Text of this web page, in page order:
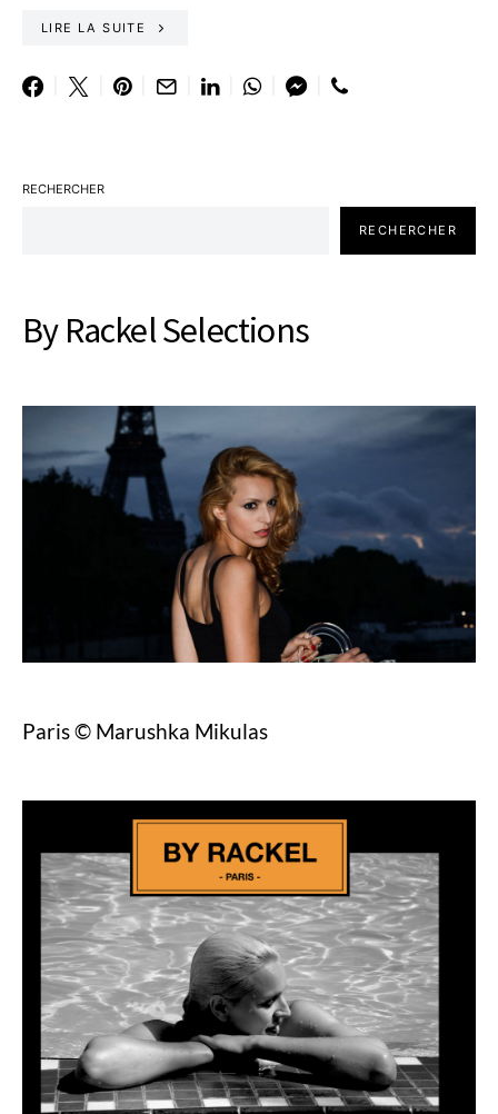
LIRE LA SUITE
RECHERCHER
RECHERCHER
By Rackel Selections
Paris © Marushka Mikulas